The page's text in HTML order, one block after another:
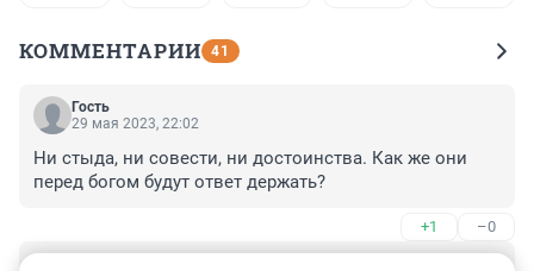
КОММЕНТАРИИ 41
Гость
29 мая 2023, 22:02
Ни стыда, ни совести, ни достоинства. Как же они
перед богом будут ответ держать?
+1 –0